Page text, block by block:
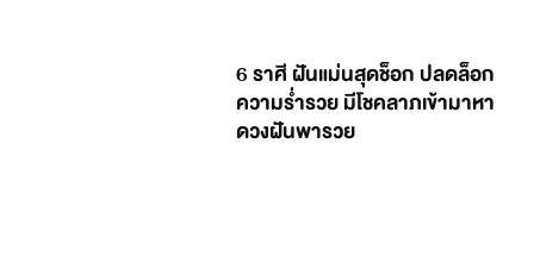
6 ราศี ฝันแม่นสุดช็อก ปลดล็อก
ความร่ำรวย มีโชคลาภเข้ามาหา
ดวงฝันพารวย